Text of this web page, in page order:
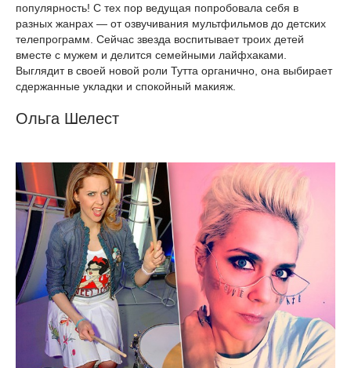
популярность! С тех пор ведущая попробовала себя в
разных жанрах — от озвучивания мультфильмов до детских
телепрограмм. Сейчас звезда воспитывает троих детей
вместе с мужем и делится семейными лайфхаками.
Выглядит в своей новой роли Тутта органично, она выбирает
сдержанные укладки и спокойный макияж.
Ольга Шелест